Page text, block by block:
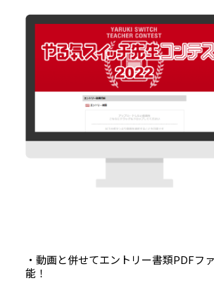
・動画と併せてエントリー書類PDFフ
能！